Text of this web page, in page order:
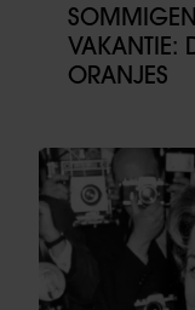
VAKANTIE:
ORANJES